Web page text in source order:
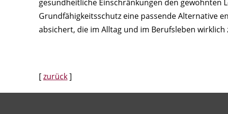
gesundheitliche Einschränkungen den gewohnten
Grundfähigkeitsschutz eine passende Alternative
absichert, die im Alltag und im Berufsleben wirklich
[zurück]